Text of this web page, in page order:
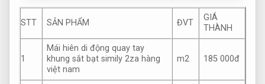
STT SẢN PHẨM ĐVT
GIÁ
THÀNH
1
Mái hiên di động quay tay
khung sắt bạt simily 2za hàng
việt nam
m2 185 000đ